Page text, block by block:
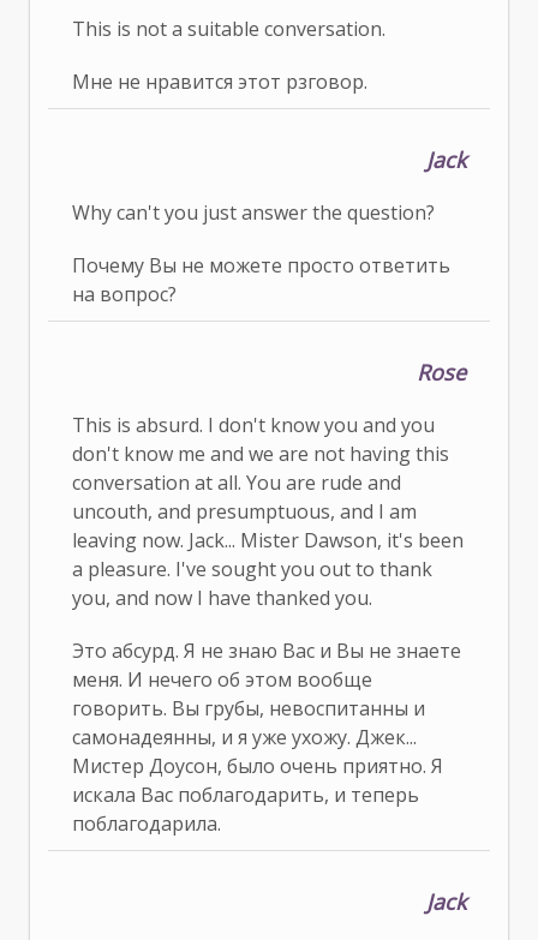
This is not a suitable conversation.
Мне не нравится этот рзговор.
Jack
Why can't you just answer the question?
Почему Вы не можете просто ответить
на вопрос?
Rose
This is absurd. I don't know you and you
don't know me and we are not having this
conversation at all. You are rude and
uncouth, and presumptuous, and I am
leaving now. Jack... Mister Dawson, it's been
a pleasure. I've sought you out to thank
you, and now I have thanked you.
Это абсурд. Я не знаю Вас и Вы не знаете
меня. И нечего об этом вообще
говорить. Вы грубы, невоспитанны и
самонадеянны, и я уже ухожу. Джек...
Мистер Доусон, было очень приятно. Я
искала Вас поблагодарить, и теперь
поблагодарила.
Jack